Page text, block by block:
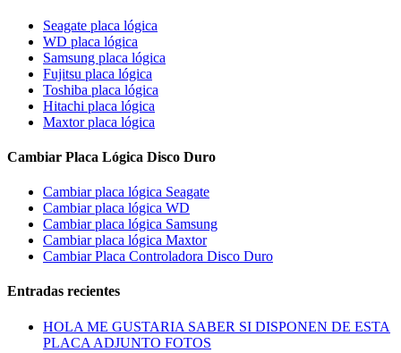
Seagate placa lógica
WD placa lógica
Samsung placa lógica
Fujitsu placa lógica
Toshiba placa lógica
Hitachi placa lógica
Maxtor placa lógica
Cambiar Placa Lógica Disco Duro
Cambiar placa lógica Seagate
Cambiar placa lógica WD
Cambiar placa lógica Samsung
Cambiar placa lógica Maxtor
Cambiar Placa Controladora Disco Duro
Entradas recientes
HOLA ME GUSTARIA SABER SI DISPONEN DE ESTA
PLACA ADJUNTO FOTOS